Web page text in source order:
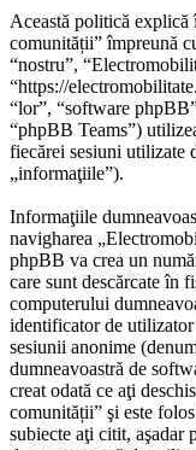
Această politică
comunității” împreună
“nostru”,
“https://
“lor”, “software
“phpBB Teams”)
fiecărei sesiuni utilizate
„informaţiile”).
Informaţiile
navigharea
phpBB va crea un
care sunt descărcate în
computerului
identificator de
sesiunii anonime
dumneavoastră de
creat odată ce aţi
comunității” şi este
subiecte aţi citit, aşadar